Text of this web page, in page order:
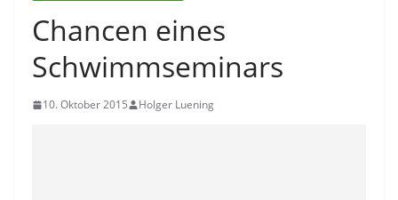
Chancen eines
Schwimmseminars
10. Oktober 2015 Holger Luening